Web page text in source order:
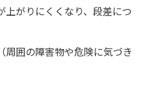
上がりにくくなり、段差につ
周囲の障害物や危険に気づき